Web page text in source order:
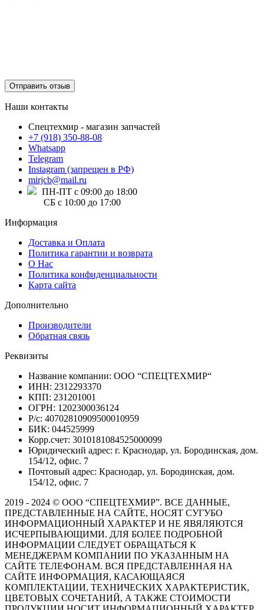
Отправить отзыв
Наши контакты
Спецтехмир - магазин запчастей
+7 (918) 350-88-08
Whatsapp
Telegram
Instagram (запрещен в РФ)
mirjcb@mail.ru
ПН-ПТ с 09:00 до 18:00
СБ с 10:00 до 17:00
Информация
Доставка и Оплата
Политика гарантии и возврата
О Нас
Политика конфиденциальности
Карта сайта
Дополнительно
Производители
Обратная связь
Реквизиты
Название компании: ООО “СПЕЦТЕХМИР“
ИНН: 2312293370
КПП: 231201001
ОГРН: 1202300036124
Р/с: 40702810909500010959
БИК: 044525999
Корр.счет: 3010181084525000099
Юридический адрес: г. Краснодар, ул. Бородинская, дом.
154/12, офис. 7
Почтовый адрес: Краснодар, ул. Бородинская, дом.
154/12, офис. 7
2019 - 2024 © ООО “СПЕЦТЕХМИР”. ВСЕ ДАННЫЕ,
ПРЕДСТАВЛЕННЫЕ НА САЙТЕ, НОСЯТ СУГУБО
ИНФОРМАЦИОННЫЙ ХАРАКТЕР И НЕ ЯВЯЛЯЮТСЯ
ИСЧЕРПЫВАЮЩИМИ. ДЛЯ БОЛЕЕ ПОДРОБНОЙ
ИНФОРМАЦИИ СЛЕДУЕТ ОБРАЩАТЬСЯ К
МЕНЕДЖЕРАМ КОМПАНИИ ПО УКАЗАННЫМ НА
САЙТЕ ТЕЛЕФОНАМ. ВСЯ ПРЕДСТАВЛЕННАЯ НА
САЙТЕ ИНФОРМАЦИЯ, КАСАЮЩАЯСЯ
КОМПЛЕКТАЦИИ, ТЕХНИЧЕСКИХ ХАРАКТЕРИСТИК,
ЦВЕТОВЫХ СОЧЕТАНИЙ, А ТАКЖЕ СТОИМОСТИ